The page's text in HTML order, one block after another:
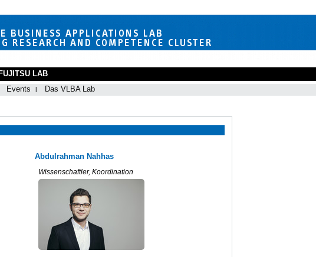
Events Das VLBA Lab
FUJITSU LAB
Abdulrahman Nahhas
Wissenschaftler, Koordination